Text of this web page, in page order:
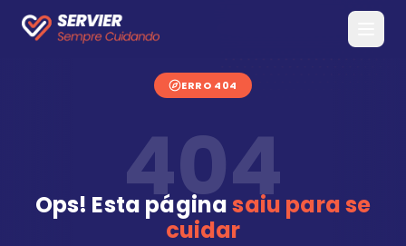
ERRO 404
404
Ops! Esta páginasaiu para se
cuidar